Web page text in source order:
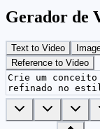
Gerador de
Text to Video
Reference to Video